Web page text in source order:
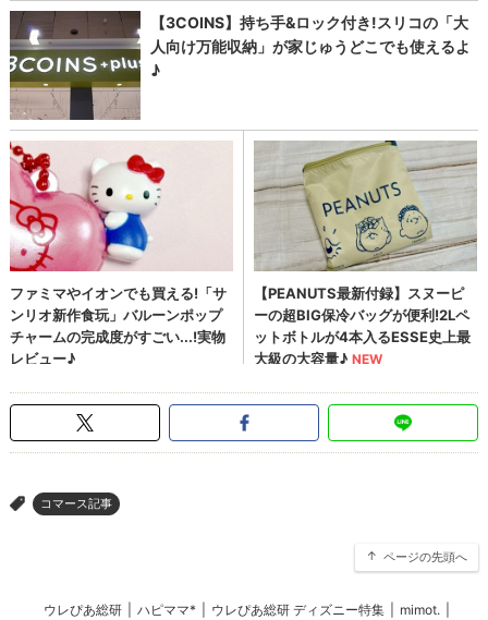
> コマース記事
ページの先頭へ
ウレぴあ総研 ハピママ* ウレぴあ総研 ディズニー特集 mimot.